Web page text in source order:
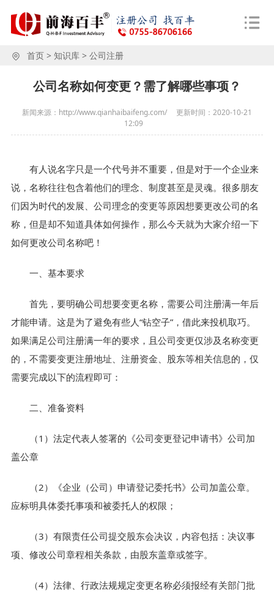
首页> 知识库> 公司注册
公司名称如何变更？需了解哪些事项？
新闻来源：http://www.qianhaibaifeng.com/ 更新时间： 2020-10-21
12:09
有人说名字只是一个代号并不重要，但是对于一个企业来
说，名称往往包含着他们的理念、制度甚至是灵魂。很多朋友
们因为时代的发展、公司理念的变更等原因想要更改公司的名
称，但是却不知道具体如何操作，那么今天就为大家介绍一下
如何更改公司名称吧！
一、基本要求
首先，要明确公司想要变更名称，需要公司注册满一年后
才能申请。这是为了避免有些人“钻空子”，借此来投机取巧。
如果满足公司注册满一年的要求，且公司变更仅涉及名称变更
的，不需要变更注册地址、注册资金、股东等相关信息的，仅
需要完成以下的流程即可：
二、准备资料
（1）法定代表人签署的《公司变更登记申请书》公司加
盖公章
（2）《企业（公司）申请登记委托书》公司加盖公章。
应标明具体委托事项和被委托人的权限；
（3）有限责任公司提交股东会决议，内容包括：决议事
项、修改公司章程相关条款，由股东盖章或签字。
（4）法律、行政法规规定变更名称必须报经有关部门批